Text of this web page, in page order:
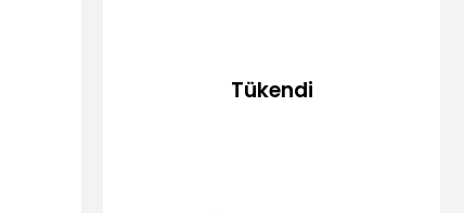
Tükendi